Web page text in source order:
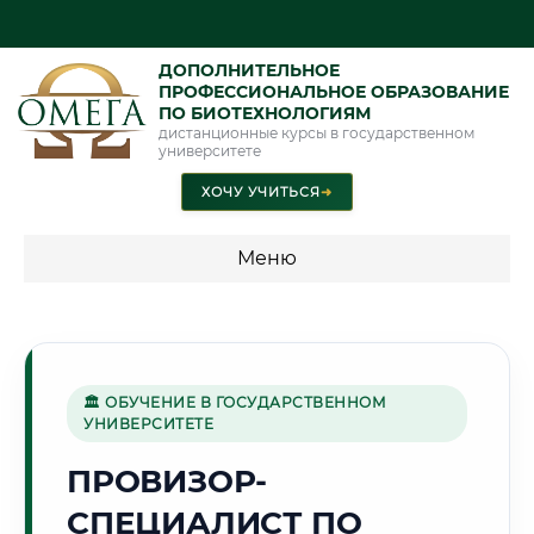
ДОПОЛНИТЕЛЬНОЕ
ПРОФЕССИОНАЛЬНОЕ ОБРАЗОВАНИЕ
ПО БИОТЕХНОЛОГИЯМ
дистанционные курсы в государственном
университете
ХОЧУ УЧИТЬСЯ➜
Меню
🌊
Г. ТАГАНРОГ
🏛 ОБУЧЕНИЕ В ГОСУДАРСТВЕННОМ
УНИВЕРСИТЕТЕ
ПРОВИЗОР-
СПЕЦИАЛИСТ ПО